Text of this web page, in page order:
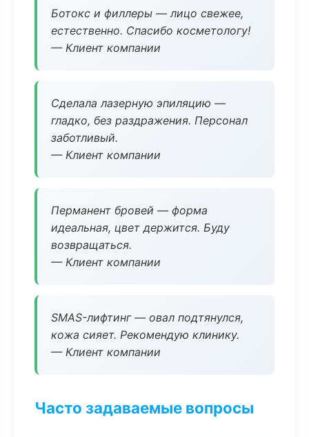
Ботокс и филлеры — лицо свежее,
естественно. Спасибо косметологу!
— Клиент компании
Сделала лазерную эпиляцию —
гладко, без раздражения. Персонал
заботливый.
— Клиент компании
Перманент бровей — форма
идеальная, цвет держится. Буду
возвращаться.
— Клиент компании
SMAS-лифтинг — овал подтянулся,
кожа сияет. Рекомендую клинику.
— Клиент компании
Часто задаваемые вопросы